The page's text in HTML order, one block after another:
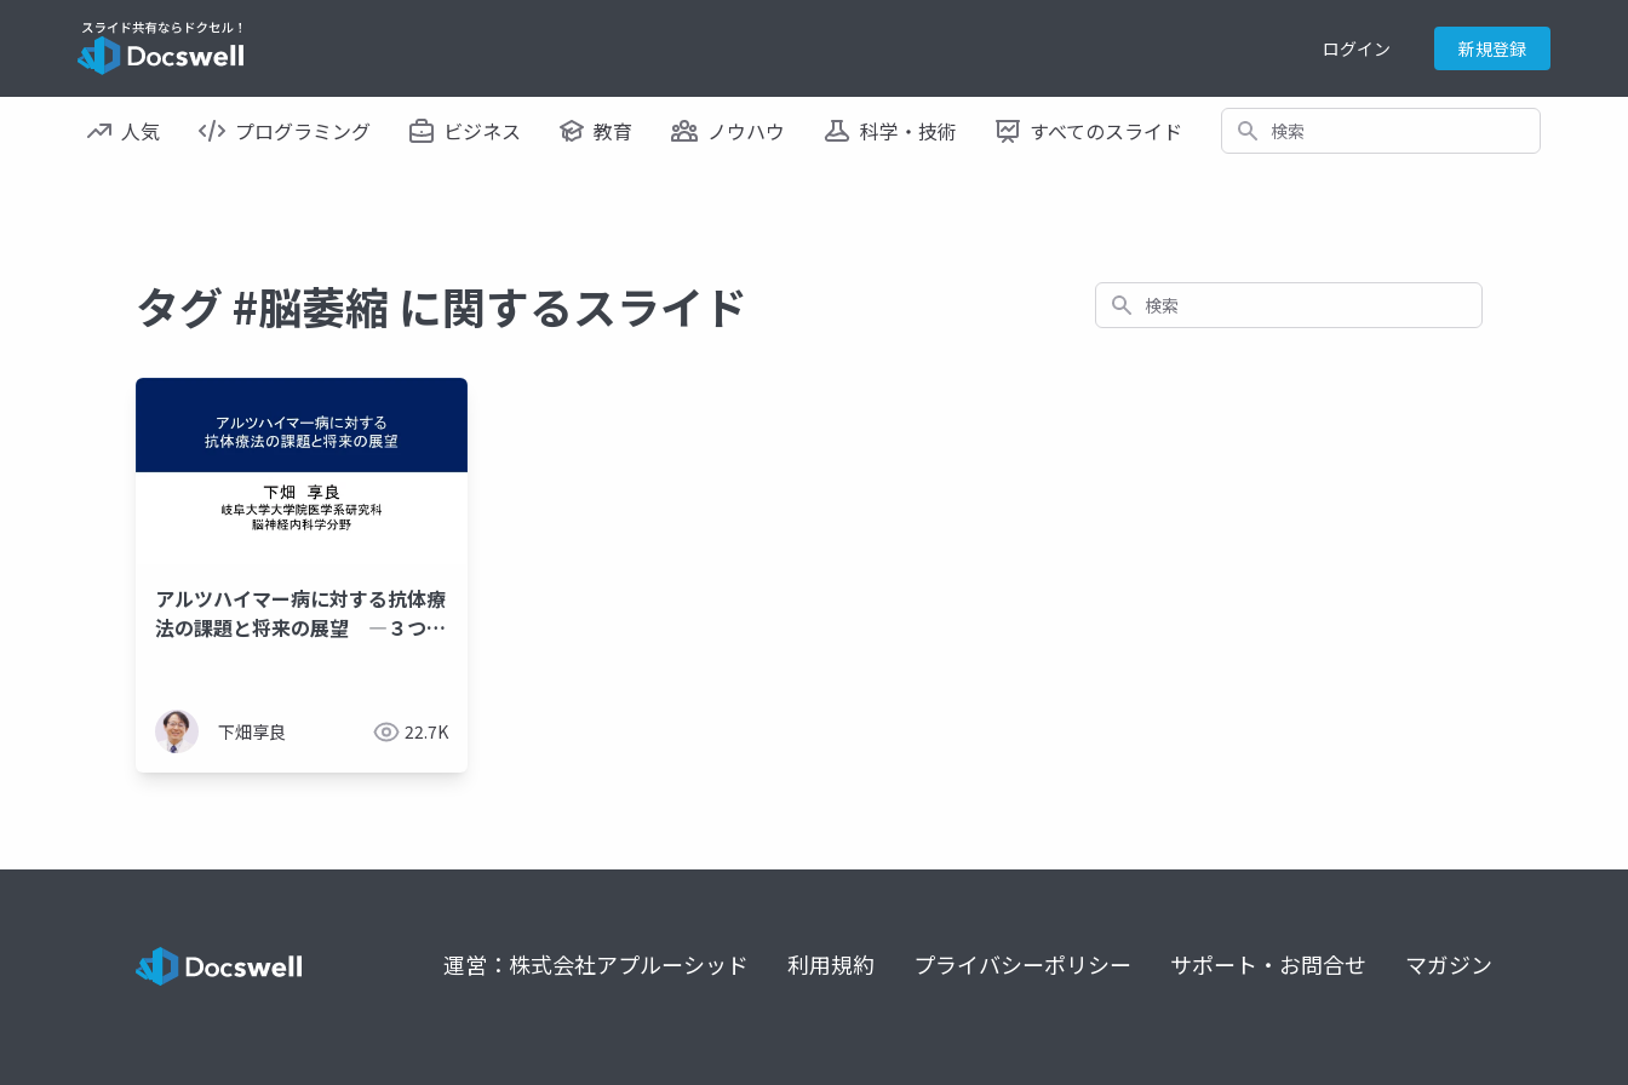
ログイン 新規登録
人気 プログラミング ビジネス 教育 ノウハウ 科学・技術 すべてのスライド 検索
タグ #脳萎縮 に関するスライド 検索
アルツハイマー病に対する抗体療
法の課題と将来の展望 ―３つの
下畑享良 22.7K
運営：株式会社アプルーシッド 利用規約 プライバシーポリシー サポート・お問合せ マガジン